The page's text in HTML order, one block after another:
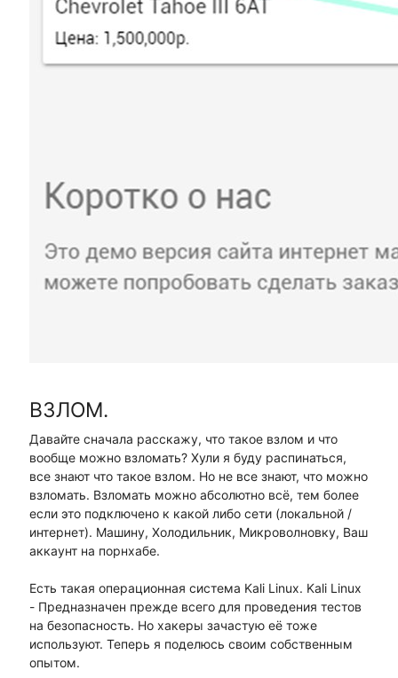
ВЗЛОМ.
Давайте сначала расскажу, что такое взлом и что
вообще можно взломать? Хули я буду распинаться,
все знают что такое взлом. Но не все знают, что можно
взломать. Взломать можно абсолютно всё, тем более
если это подключено к какой либо сети (локальной /
интернет). Машину, Холодильник, Микроволновку, Ваш
аккаунт на порнхабе.
Есть такая операционная система Kali Linux. Kali Linux
- Предназначен прежде всего для проведения тестов
на безопасность. Но хакеры зачастую её тоже
используют. Теперь я поделюсь своим собственным
опытом.